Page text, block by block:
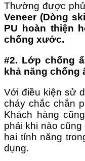
Thường được
Veneer (Dòng
PU hoàn thiện
chống xước.
#2. Lớp chống
khả năng chống
Với điều kiện sử
cháy chắc chắn
Khách hàng
phải khi nào
hai tính năng
dụng.